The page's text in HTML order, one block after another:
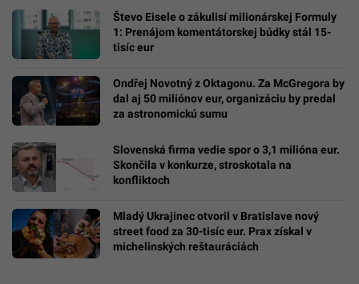
Števo Eisele o zákulisí milionárskej Formuly
1: Prenájom komentátorskej búdky stál 15-
tisíc eur
Ondřej Novotný z Oktagonu. Za McGregora by
dal aj 50 miliónov eur, organizáciu by predal
za astronomickú sumu
Slovenská firma vedie spor o 3,1 milióna eur.
Skončila v konkurze, stroskotala na
konfliktoch
Mladý Ukrajinec otvoril v Bratislave nový
street food za 30-tisíc eur. Prax získal v
michelinských reštauráciách